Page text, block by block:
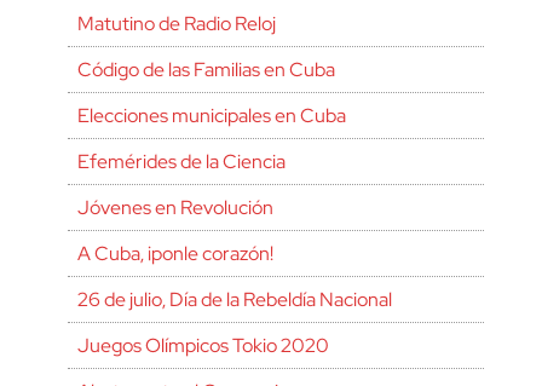
Matutino de Radio Reloj
Código de las Familias en Cuba
Elecciones municipales en Cuba
Efemérides de la Ciencia
Jóvenes en Revolución
A Cuba, ¡ponle corazón!
26 de julio, Día de la Rebeldía Nacional
Juegos Olímpicos Tokio 2020